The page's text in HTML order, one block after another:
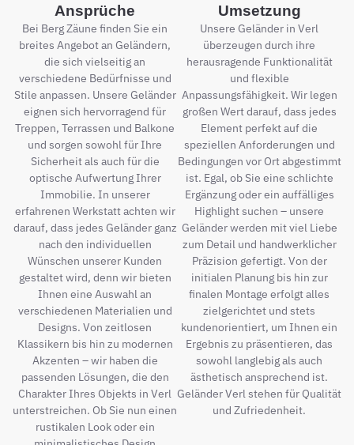
Ansprüche
Bei Berg Zäune finden Sie ein
breites Angebot an Geländern,
die sich vielseitig an
verschiedene Bedürfnisse und
Stile anpassen. Unsere Geländer
eignen sich hervorragend für
Treppen, Terrassen und Balkone
und sorgen sowohl für Ihre
Sicherheit als auch für die
optische Aufwertung Ihrer
Immobilie. In unserer
erfahrenen Werkstatt achten wir
darauf, dass jedes Geländer ganz
nach den individuellen
Wünschen unserer Kunden
gestaltet wird, denn wir bieten
Ihnen eine Auswahl an
verschiedenen Materialien und
Designs. Von zeitlosen
Klassikern bis hin zu modernen
Akzenten – wir haben die
passenden Lösungen, die den
Charakter Ihres Objekts in Verl
unterstreichen. Ob Sie nun einen
rustikalen Look oder ein
Umsetzung
Unsere Geländer in Verl
überzeugen durch ihre
herausragende Funktionalität
und flexible
Anpassungsfähigkeit. Wir legen
großen Wert darauf, dass jedes
Element perfekt auf die
speziellen Anforderungen und
Bedingungen vor Ort abgestimmt
ist. Egal, ob Sie eine schlichte
Ergänzung oder ein auffälliges
Highlight suchen – unsere
Geländer werden mit viel Liebe
zum Detail und handwerklicher
Präzision gefertigt. Von der
initialen Planung bis hin zur
finalen Montage erfolgt alles
zielgerichtet und stets
kundenorientiert, um Ihnen ein
Ergebnis zu präsentieren, das
sowohl langlebig als auch
ästhetisch ansprechend ist.
Geländer Verl stehen für Qualität
und Zufriedenheit.